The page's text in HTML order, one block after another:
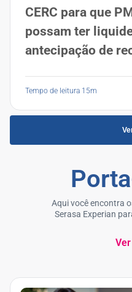
CERC para que
possam ter
antecipação de
Tempo de leitura 15m
Aqui você encontra
Serasa Experian